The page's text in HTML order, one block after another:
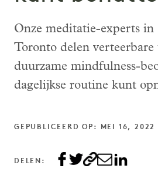
Onze meditatie-experts in
Toronto delen verteerbare
duurzame mindfulness-
dagelijkse routine kunt
GEPUBLICEERD OP: MEI 16, 2022
DELEN: